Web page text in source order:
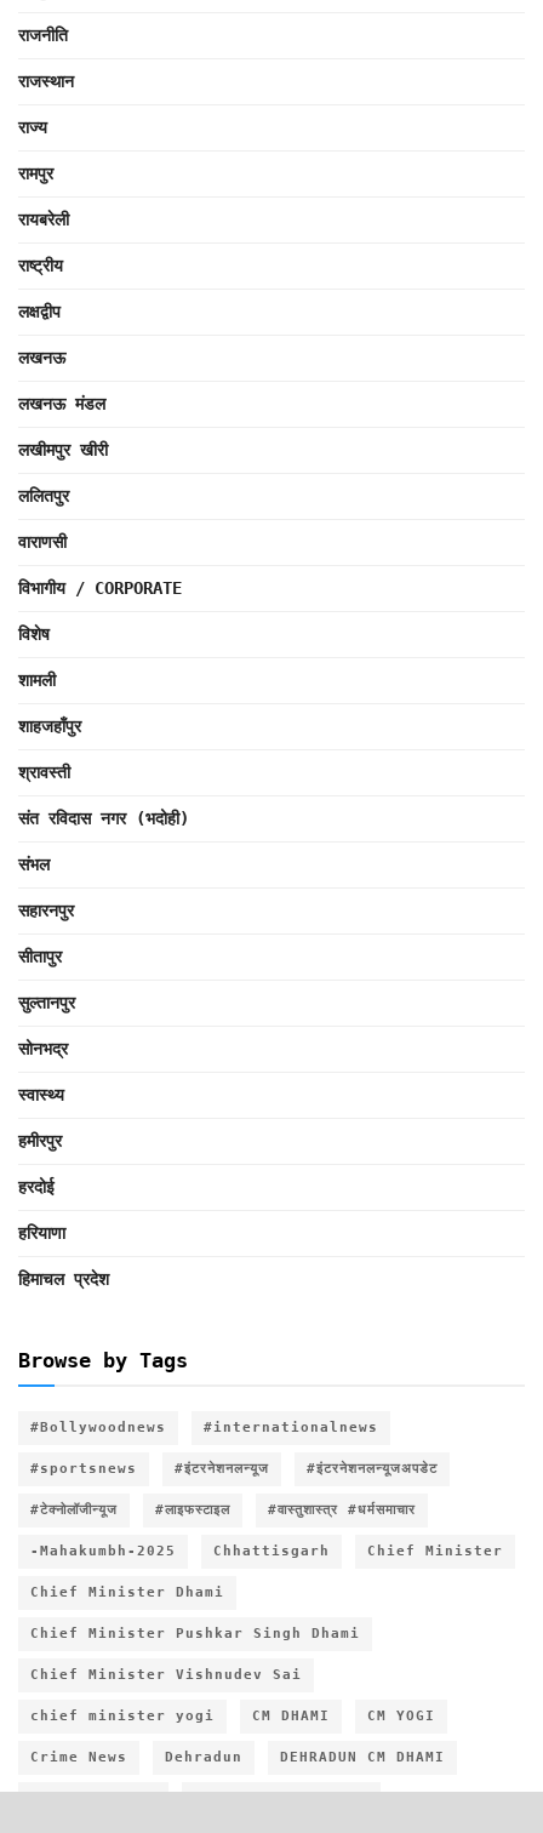
राजनीति
राजस्थान
राज्य
रामपुर
रायबरेली
राष्ट्रीय
लक्षद्वीप
लखनऊ
लखनऊ मंडल
लखीमपुर खीरी
ललितपुर
वाराणसी
विभागीय / CORPORATE
विशेष
शामली
शाहजहाँपुर
श्रावस्ती
संत रविदास नगर (भदोही)
संभल
सहारनपुर
सीतापुर
सुल्तानपुर
सोनभद्र
स्वास्थ्य
हमीरपुर
हरदोई
हरियाणा
हिमाचल प्रदेश
Browse by Tags
#Bollywoodnews #internationalnews
#sportsnews #इंटरनेशनलन्यूज #इंटरनेशनलन्यूजअपडेट
#टेक्नोलॉजीन्यूज #लाइफस्टाइल #वास्तुशास्त्र #धर्मसमाचार
-Mahakumbh-2025 Chhattisgarh Chief Minister
Chief Minister Dhami
Chief Minister Pushkar Singh Dhami
Chief Minister Vishnudev Sai
chief minister yogi CM DHAMI CM YOGI
Crime News Dehradun DEHRADUN CM DHAMI